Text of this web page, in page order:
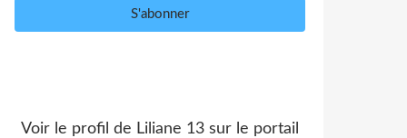
Voir le profil de Liliane 13 sur le portail